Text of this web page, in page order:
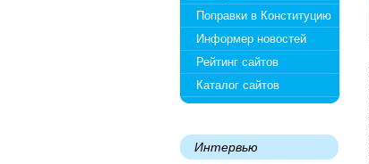
Поправки в Конституцию
Информер новостей
Рейтинг сайтов
Каталог сайтов
Интервью